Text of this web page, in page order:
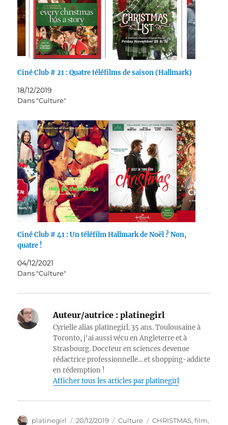
Ciné Club # 21 : Quatre téléfilms de saison (Hallmark)
18/12/2019
Dans "Culture"
Ciné Club # 41 : Un téléfilm Hallmark de Noël ? Non,
quatre !
04/12/2021
Dans "Culture"
Auteur/autrice : platinegirl
Cyrielle alias platinegirl. 35 ans. Toulousaine à
Toronto, j'ai aussi vécu en Angleterre et à
Strasbourg. Doccteur en sciences devenue
rédactrice professionnelle... et shopping-addicte
en rédemption !
Afficher tous les articles par platinegirl
Auteur
platinegirl
Publié
20/12/2019 Catégories
Culture Étiquettes
CHRISTMAS,film,